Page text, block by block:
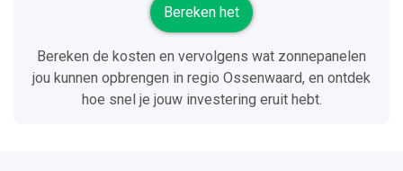
Bereken het
Bereken de kosten en vervolgens wat zonnepanelen
jou kunnen opbrengen in regio Ossenwaard, en ontdek
hoe snel je jouw investering eruit hebt.